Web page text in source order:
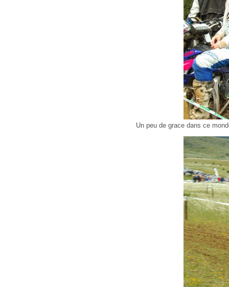
Un peu de grace dans ce